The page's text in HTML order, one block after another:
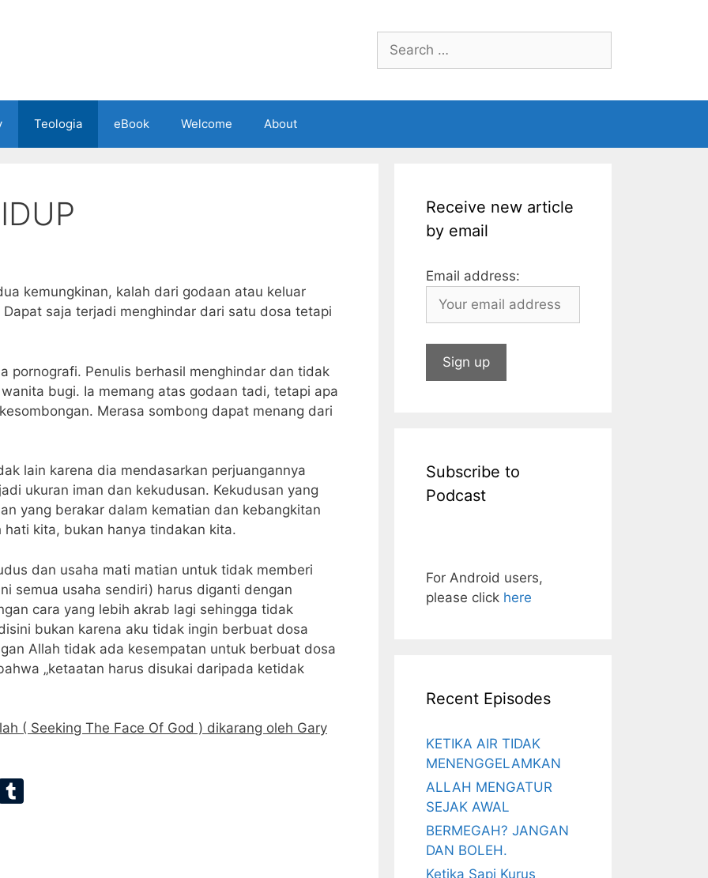
Search
for:
Teologia eBook Welcome About
kemungkinan, kalah dari godaan atau keluar
saja terjadi menghindar dari satu dosa tetapi
pornografi. Penulis berhasil menghindar dan tidak
bugi. Ia memang atas godaan tadi, tetapi apa
Merasa sombong dapat menang dari
lain karena dia mendasarkan perjuangannya
ukuran iman dan kekudusan. Kekudusan yang
yang berakar dalam kematian dan kebangkitan
kita, bukan hanya tindakan kita.
dan usaha mati matian untuk tidak memberi
semua usaha sendiri) harus diganti dengan
cara yang lebih akrab lagi sehingga tidak
bukan karena aku tidak ingin berbuat dosa
Allah tidak ada kesempatan untuk berbuat dosa
„ketaatan harus disukai daripada ketidak
( Seeking The Face Of God ) dikarang oleh Gary
Receive new article
by email
Email address:
Subscribe to
Podcast
For Android users,
please click here
Recent Episodes
KETIKA AIR TIDAK
MENENGGELAMKAN
ALLAH MENGATUR
SEJAK AWAL
BERMEGAH? JANGAN
DAN BOLEH.
Ketika Sapi Kurus